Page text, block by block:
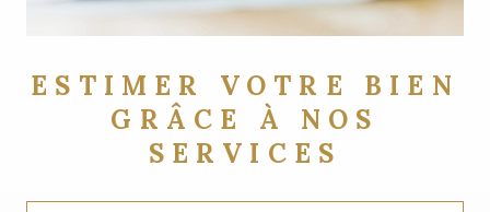
ESTIMER VOTRE BIEN
GRÂCE À NOS
SERVICES